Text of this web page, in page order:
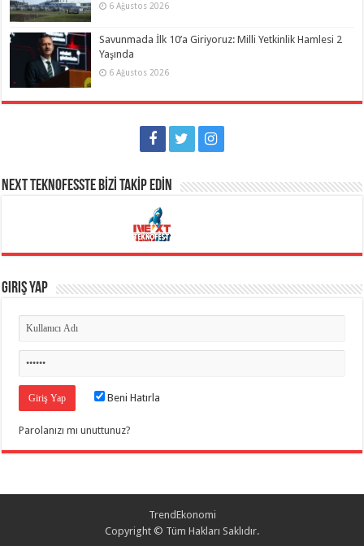
6 Ağustos 2026
Savunmada İlk 10’a Giriyoruz: Milli Yetkinlik Hamlesi 2
Yaşında
6 Ağustos 2026
NEXT TEKNOFESSTE BİZİ TAKİP EDİN
Giriş Yap
Beni Hatırla
Parolanızı mı unuttunuz?
TrendEkonomi
Copyright © Tüm Hakları Saklıdır.